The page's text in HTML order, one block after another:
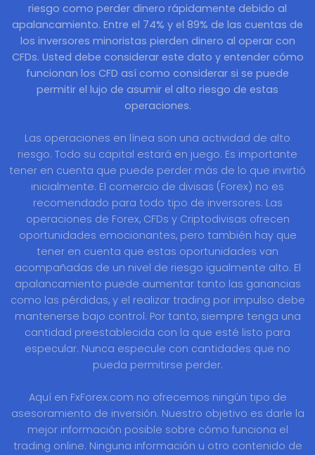
riesgo como perder dinero rápidamente debido al
apalancamiento. Entre el 74% y el 89% de las cuentas de
los inversores minoristas pierden dinero al operar con
CFDs. Usted debe considerar este dato y entender cómo
funcionan los CFD así como considerar si se puede
permitir el lujo de asumir el alto riesgo de estas
operaciones.
Las operaciones en línea son una actividad de alto
riesgo. Todo su capital estará en juego. Es importante
tener en cuenta que puede perder más de lo que invirtió
inicialmente. El comercio de divisas (Forex) no es
recomendado para todo tipo de inversores. Las
operaciones de Forex, CFDs y Criptodivisas ofrecen
oportunidades emocionantes, pero también hay que
tener en cuenta que estas oportunidades van
acompañadas de un nivel de riesgo igualmente alto. El
apalancamiento puede aumentar tanto las ganancias
como las pérdidas, y el realizar trading por impulso debe
mantenerse bajo control. Por tanto, siempre tenga una
cantidad preestablecida con la que esté listo para
especular. Nunca especule con cantidades que no
pueda permitirse perder.
Aquí en FxForex.com no ofrecemos ningún tipo de
asesoramiento de inversión. Nuestro objetivo es darle la
mejor información posible sobre cómo funciona el
trading online. Ninguna información u otro contenido de